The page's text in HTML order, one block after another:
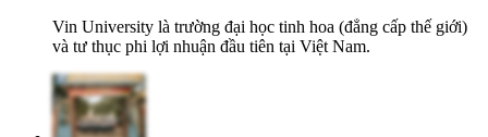
Vin University là trường đại học tinh hoa (đẳng cấp thế giới)
và tư thục phi lợi nhuận đầu tiên tại Việt Nam.